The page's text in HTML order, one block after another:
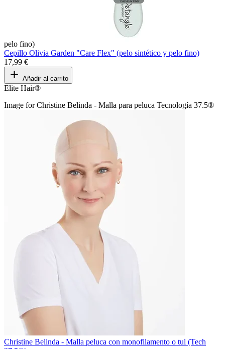
pelo fino)
Cepillo Olivia Garden "Care Flex" (pelo sintético y pelo fino)
17,99 €
Añadir al carrito
Elite Hair®
Image for Christine Belinda - Malla para peluca Tecnología 37.5®
Christine Belinda - Malla peluca con monofilamento o tul (Tech